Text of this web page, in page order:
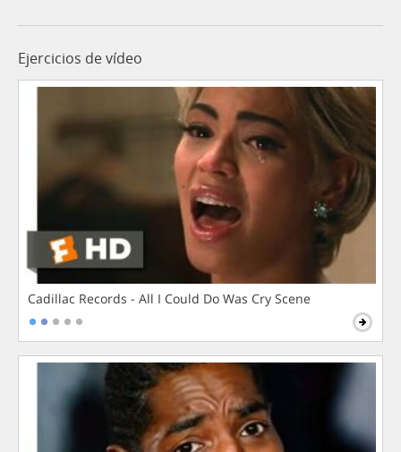
Ejercicios de vídeo
Cadillac Records - All I Could Do Was Cry Scene